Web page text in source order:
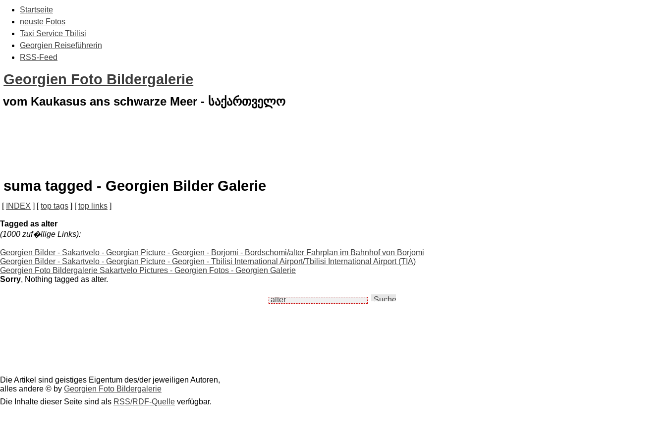
Startseite
neuste Fotos
Taxi Service Tbilisi
Georgien Reiseführerin
RSS-Feed
Georgien Foto Bildergalerie
vom Kaukasus ans schwarze Meer - საქართველო
suma tagged - Georgien Bilder Galerie
[ INDEX ] [top tags ] [top links ]
Tagged as alter
(1000 zuf�llige Links):
Georgien Bilder - Sakartvelo - Georgian Picture - Georgien - Borjomi - Bordschomi/alter Fahrplan im Bahnhof von Borjomi
Georgien Bilder - Sakartvelo - Georgian Picture - Georgien - Tbilisi International Airport/Tbilisi International Airport (TIA)
Georgien Foto Bildergalerie Sakartvelo Pictures - Georgien Fotos - Georgien Galerie
Sorry, Nothing tagged as alter.
Die Artikel sind geistiges Eigentum des/der jeweiligen Autoren,
alles andere © by Georgien Foto Bildergalerie
Die Inhalte dieser Seite sind als RSS/RDF-Quelle verfügbar.